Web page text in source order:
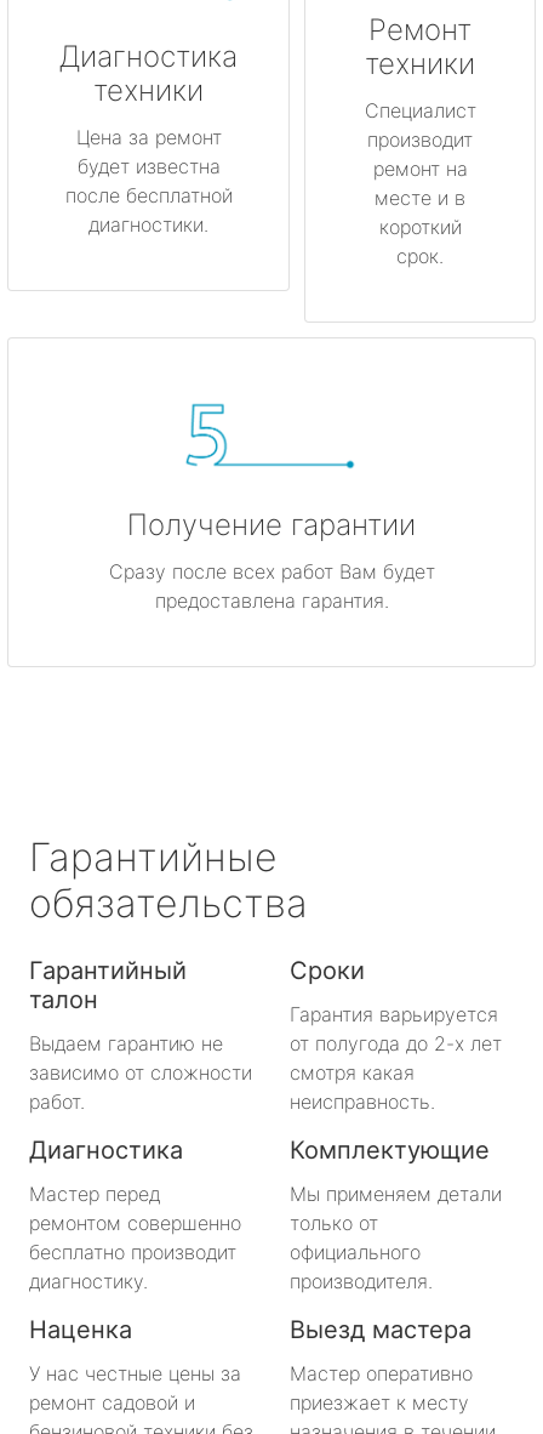
Диагностика
техники
Цена за ремонт
будет известна
после бесплатной
диагностики.
Ремонт
техники
Специалист
производит
ремонт на
месте и в
короткий
срок.
Получение гарантии
Сразу после всех работ Вам будет
предоставлена гарантия.
Гарантийные
обязательства
Гарантийный
талон
Выдаем гарантию не
зависимо от сложности
работ.
Сроки
Гарантия варьируется
от полугода до 2-х лет
смотря какая
неисправность.
Диагностика
Мастер перед
ремонтом совершенно
бесплатно производит
диагностику.
Комплектующие
Мы применяем детали
только от
официального
производителя.
Наценка
У нас честные цены за
ремонт садовой и
Выезд мастера
Мастер оперативно
приезжает к месту